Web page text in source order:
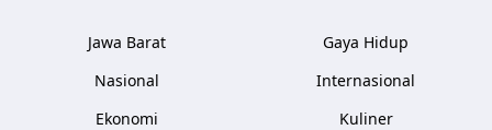
Jawa Barat
Nasional
Ekonomi
Gaya Hidup
Internasional
Kuliner